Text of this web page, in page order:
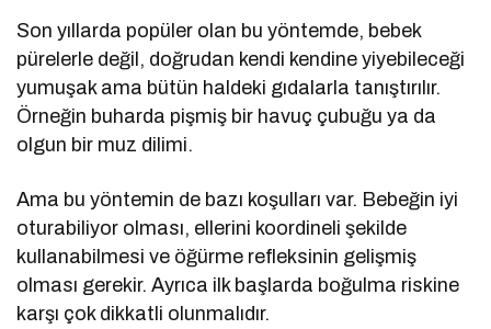
Son yıllarda popüler olan bu yöntemde, bebek
pürelerle değil, doğrudan kendi kendine yiyebileceği
yumuşak ama bütün haldeki gıdalarla tanıştırılır.
Örneğin buharda pişmiş bir havuç çubuğu ya da
olgun bir muz dilimi.
Ama bu yöntemin de bazı koşulları var. Bebeğin iyi
oturabiliyor olması, ellerini koordineli şekilde
kullanabilmesi ve öğürme refleksinin gelişmiş
olması gerekir. Ayrıca ilk başlarda boğulma riskine
karşı çok dikkatli olunmalıdır.